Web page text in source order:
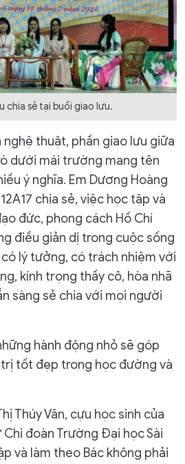
chia sẻ tại buổi giao lưu.
nghệ thuật, phần giao lưu giữa
dưới mái trường mang tên
ý nghĩa. Em Dương Hoàng
chia sẻ, việc học tập và
đức, phong cách Hồ Chí
điều giản dị trong cuộc sống
lý tưởng, có trách nhiệm với
kính trọng thầy cô, hòa nhã
sàng sẻ chia với mọi người
hành động nhỏ sẽ góp
tốt đẹp trong học đường và
Thúy Vân, cựu học sinh của
đoàn Trường Đại học Sài
và làm theo Bác không phải